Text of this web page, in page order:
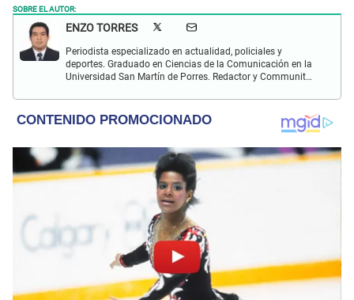
SOBRE EL AUTOR:
ENZO TORRES
Periodista especializado en actualidad, policiales y
deportes. Graduado en Ciencias de la Comunicación en la
Universidad San Martín de Porres. Redactor y Communit
con política, fútbol peruano e internacional, economía,
coyuntura nacional y mundial.